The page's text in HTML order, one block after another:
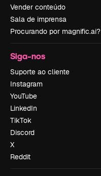
Vender conteúdo
Sala de imprensa
Procurando por magnific.ai?
Siga-nos
Suporte ao cliente
Instagram
YouTube
LinkedIn
TikTok
Discord
X
Reddit